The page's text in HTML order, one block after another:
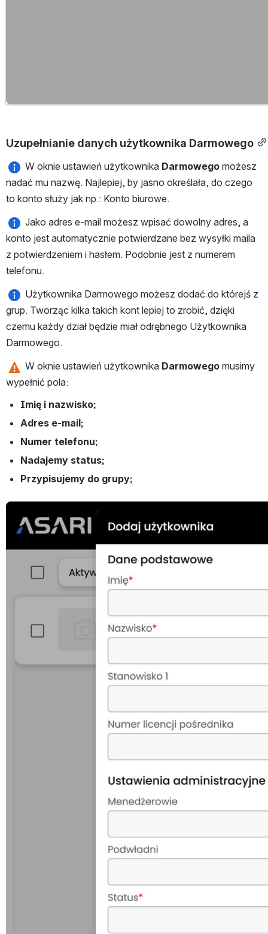
Uzupełnianie danych użytkownika Darmowego
W oknie ustawień użytkownika Darmowego możesz
nadać mu nazwę. Najlepiej, by jasno określała, do czego
to konto służy jak np.: Konto biurowe.
Jako adres e-mail możesz wpisać dowolny adres, a
konto jest automatycznie potwierdzane bez wysyłki maila
z potwierdzeniem i hasłem. Podobnie jest z numerem
telefonu.
Użytkownika Darmowego możesz dodać do którejś z
grup. Tworząc kilka takich kont lepiej to zrobić, dzięki
czemu każdy dział będzie miał odrębnego Użytkownika
Darmowego.
W oknie ustawień użytkownika Darmowego musimy
wypełnić pola:
Imię i nazwisko;
Adres e-mail;
Numer telefonu;
Nadajemy status;
Przypisujemy do grupy;